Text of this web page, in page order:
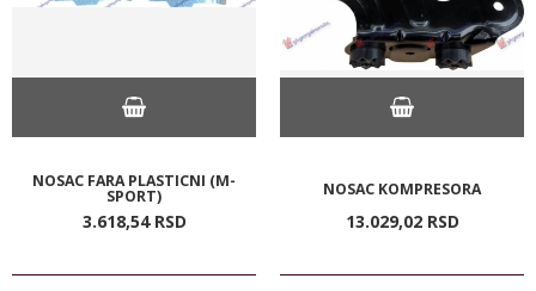
NOSAC FARA PLASTICNI (M-
SPORT)
3.618,54 RSD
NOSAC KOMPRESORA
13.029,02 RSD